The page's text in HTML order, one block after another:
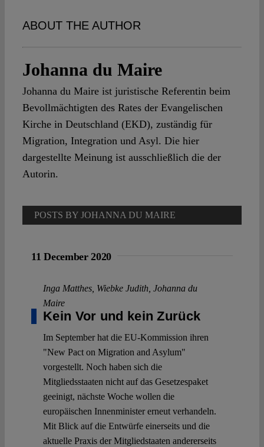
Spotlight
ABOUT THE AUTHOR
Johanna du Maire
Johanna du Maire ist juristische Referentin beim
Bevollmächtigten des Rates der Evangelischen
Kirche in Deutschland (EKD), zuständig für
Migration, Integration und Asyl. Die hier
dargestellte Meinung ist ausschließlich die der
Autorin.
POSTS BY JOHANNA DU MAIRE
11 December 2020
Inga Matthes, Wiebke Judith, Johanna du
Maire
Kein Vor und kein Zurück
Im September hat die EU-Kommission ihren
"New Pact on Migration and Asylum"
vorgestellt. Noch haben sich die
Mitgliedsstaaten nicht auf das Gesetzespaket
geeinigt, nächste Woche wollen die
europäischen Innenminister erneut verhandeln.
Mit Blick auf die Entwürfe einerseits und die
aktuelle Praxis der Mitgliedstaaten andererseits